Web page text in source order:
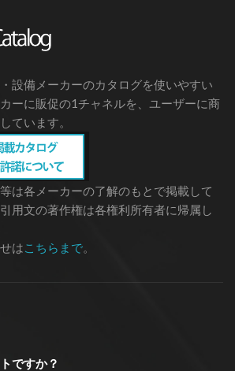
設備メーカーのカタログを使いやすい
ーに販促の1チャネルを、ユーザーに商
ています。
は各メーカーの了解のもとで掲載して
用文の著作権は各権利所有者に帰属し
はこちらまで。
ですか？